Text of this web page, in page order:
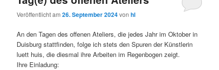
Veröffentlicht am26. September 2024vonhl
An den Tagen des offenen Ateliers, die jedes Jahr im Oktober in
Duisburg stattfinden, folge ich stets den Spuren der Künstlerin
luett huis, die diesmal ihre Arbeiten im Regenbogen zeigt.
Ihre Einladung: